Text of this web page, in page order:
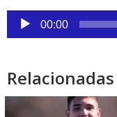
Reproductor
de
00:00
Relacionadas